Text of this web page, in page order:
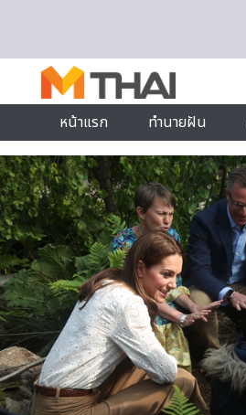
หน้าแรก
ทำนายฝัน